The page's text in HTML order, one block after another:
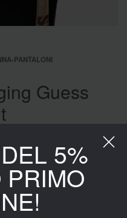
›PANTALONI
Guess
Risparmi €4.51
dalla vestibilità regular.
laterali.
5%